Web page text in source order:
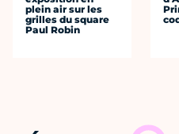
plein air sur les
grilles du square
Paul Robin